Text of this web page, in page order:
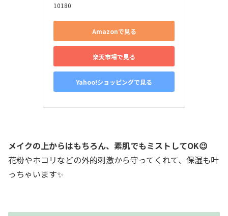
10180
Amazonで見る
楽天市場で見る
Yahoo!ショッピングで見る
メイクの上からはもちろん、素肌でもミストしてOK😉
花粉やホコリなどの外的刺激から守ってくれて、保湿も叶
っちゃいます✨